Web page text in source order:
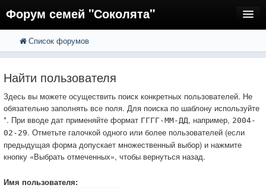
Форум семей "Соколята"
FAQ
Вход
Список форумов
Найти пользователя
Здесь вы можете осуществить поиск конкретных пользователей. Не
обязательно заполнять все поля. Для поиска по шаблону используйте
*. При вводе дат применяйте формат ГГГГ-ММ-ДД, например, 2004-
02-29. Отметьте галочкой одного или более пользователей (если
предыдущая форма допускает множественный выбор) и нажмите
кнопку «Выбрать отмеченных», чтобы вернуться назад.
Имя пользователя: